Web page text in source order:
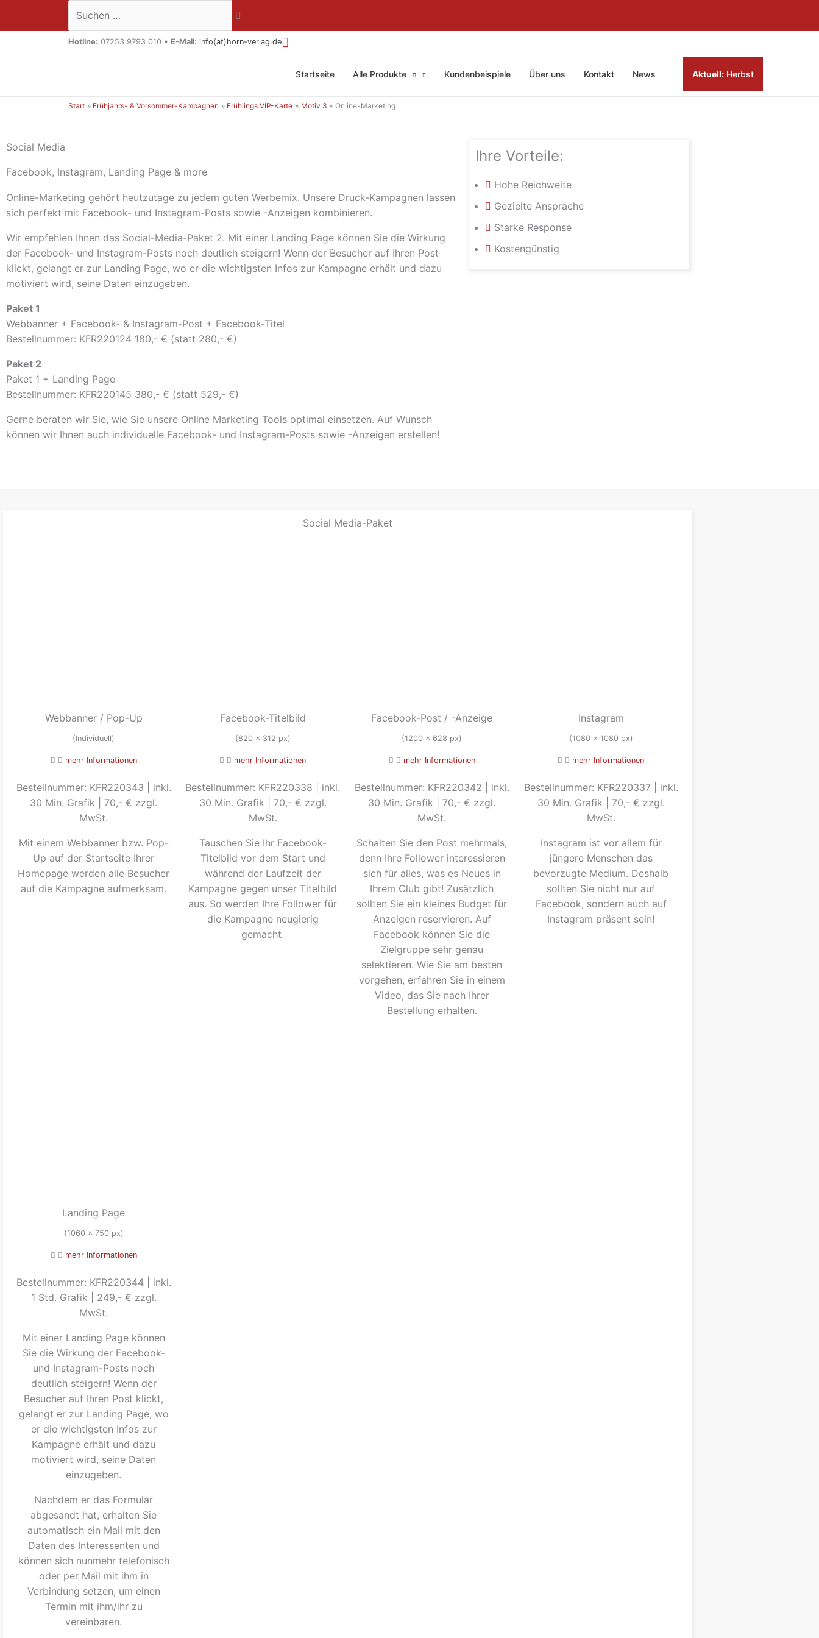
Suchen …
Hotline: 07253 9793 010 • E-Mail: info(at)horn-verlag.de
Startseite Alle Produkte Kundenbeispiele Über uns Kontakt News Aktuell: Herbst
Start Frühjahrs- & Vorsommer-Kampagnen Frühlings VIP-Karte Motiv 3 Online-Marketing
Social Media
Facebook, Instagram, Landing Page & more
Online-Marketing gehört heutzutage zu jedem guten Werbemix. Unsere Druck-Kampagnen lassen
sich perfekt mit Facebook- und Instagram-Posts sowie -Anzeigen kombinieren.
Wir empfehlen Ihnen das Social-Media-Paket 2. Mit einer Landing Page können Sie die Wirkung
der Facebook- und Instagram-Posts noch deutlich steigern! Wenn der Besucher auf Ihren Post
klickt, gelangt er zur Landing Page, wo er die wichtigsten Infos zur Kampagne erhält und dazu
motiviert wird, seine Daten einzugeben.
Paket 1
Webbanner + Facebook- & Instagram-Post + Facebook-Titel
Bestellnummer: KFR220124 180,- € (statt 280,- €)
Paket 2
Paket 1 + Landing Page
Bestellnummer: KFR220145 380,- € (statt 529,- €)
Gerne beraten wir Sie, wie Sie unsere Online Marketing Tools optimal einsetzen. Auf Wunsch
können wir Ihnen auch individuelle Facebook- und Instagram-Posts sowie -Anzeigen erstellen!
Ihre Vorteile:
Hohe Reichweite
Gezielte Ansprache
Starke Response
Kostengünstig
Social Media-Paket
Webbanner / Pop-Up
(Individuell)
mehr Informationen
Bestellnummer: KFR220343 | inkl.
30 Min. Grafik | 70,- € zzgl.
MwSt.
Mit einem Webbanner bzw. Pop-
Up auf der Startseite Ihrer
Homepage werden alle Besucher
auf die Kampagne aufmerksam.
Facebook-Titelbild
(820 x 312 px)
mehr Informationen
Bestellnummer: KFR220338 | inkl.
30 Min. Grafik | 70,- € zzgl.
MwSt.
Tauschen Sie Ihr Facebook-
Titelbild vor dem Start und
während der Laufzeit der
Kampagne gegen unser Titelbild
aus. So werden Ihre Follower für
die Kampagne neugierig
gemacht.
Facebook-Post / -Anzeige
(1200 x 628 px)
mehr Informationen
Bestellnummer: KFR220342 | inkl.
30 Min. Grafik | 70,- € zzgl.
MwSt.
Schalten Sie den Post mehrmals,
denn Ihre Follower interessieren
sich für alles, was es Neues in
Ihrem Club gibt! Zusätzlich
sollten Sie ein kleines Budget für
Anzeigen reservieren. Auf
Facebook können Sie die
Zielgruppe sehr genau
selektieren. Wie Sie am besten
vorgehen, erfahren Sie in einem
Video, das Sie nach Ihrer
Bestellung erhalten.
Instagram
(1080 x 1080 px)
mehr Informationen
Bestellnummer: KFR220337 | inkl.
30 Min. Grafik | 70,- € zzgl.
MwSt.
Instagram ist vor allem für
jüngere Menschen das
bevorzugte Medium. Deshalb
sollten Sie nicht nur auf
Facebook, sondern auch auf
Instagram präsent sein!
Landing Page
(1060 x 750 px)
mehr Informationen
Bestellnummer: KFR220344 | inkl.
1 Std. Grafik | 249,- € zzgl.
MwSt.
Mit einer Landing Page können
Sie die Wirkung der Facebook-
und Instagram-Posts noch
deutlich steigern! Wenn der
Besucher auf Ihren Post klickt,
gelangt er zur Landing Page, wo
er die wichtigsten Infos zur
Kampagne erhält und dazu
motiviert wird, seine Daten
einzugeben.
Nachdem er das Formular
abgesandt hat, erhalten Sie
automatisch ein Mail mit den
Daten des Interessenten und
können sich nunmehr telefonisch
oder per Mail mit ihm in
Verbindung setzen, um einen
Termin mit ihm/ihr zu
vereinbaren.